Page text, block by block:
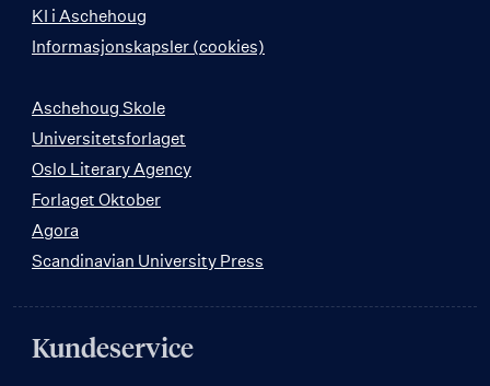
KI i Aschehoug
Informasjonskapsler (cookies)
Aschehoug Skole
Universitetsforlaget
Oslo Literary Agency
Forlaget Oktober
Agora
Scandinavian University Press
Kundeservice